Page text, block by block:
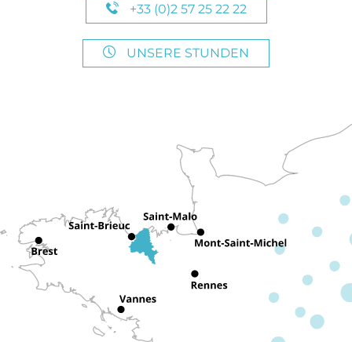
+33 (0)2 57 25 22 22
UNSERE STUNDEN